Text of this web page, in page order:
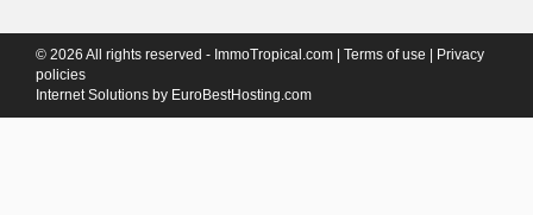
© 2026 All rights reserved - ImmoTropical.com | Terms of use | Privacy
policies
Internet Solutions by EuroBestHosting.com